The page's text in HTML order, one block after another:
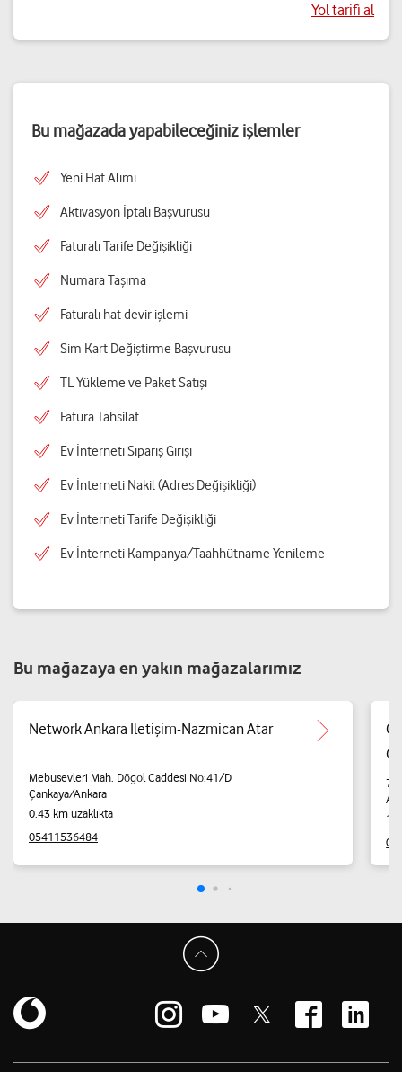
Yol tarifi al
Bu mağazada yapabileceğiniz işlemler
Yeni Hat Alımı
Aktivasyon İptali Başvurusu
Faturalı Tarife Değişikliği
Numara Taşıma
Faturalı hat devir işlemi
Sim Kart Değiştirme Başvurusu
TL Yükleme ve Paket Satışı
Fatura Tahsilat
Ev İnterneti Sipariş Girişi
Ev İnterneti Nakil (Adres Değişikliği)
Ev İnterneti Tarife Değişikliği
Ev İnterneti Kampanya/Taahhütname Yenileme
Bu mağazaya en yakın mağazalarımız
Network Ankara İletişim-Nazmican Atar
Mebusevleri Mah. Dögol Caddesi No:41/D
Çankaya/Ankara
0.43 km uzaklıkta
05411536484